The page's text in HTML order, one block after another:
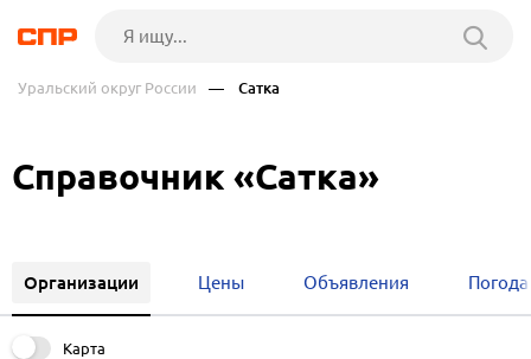
Уральский округ России — Сатка
Справочник «Сатка»
Организации Цены Объявления Погода
Карта